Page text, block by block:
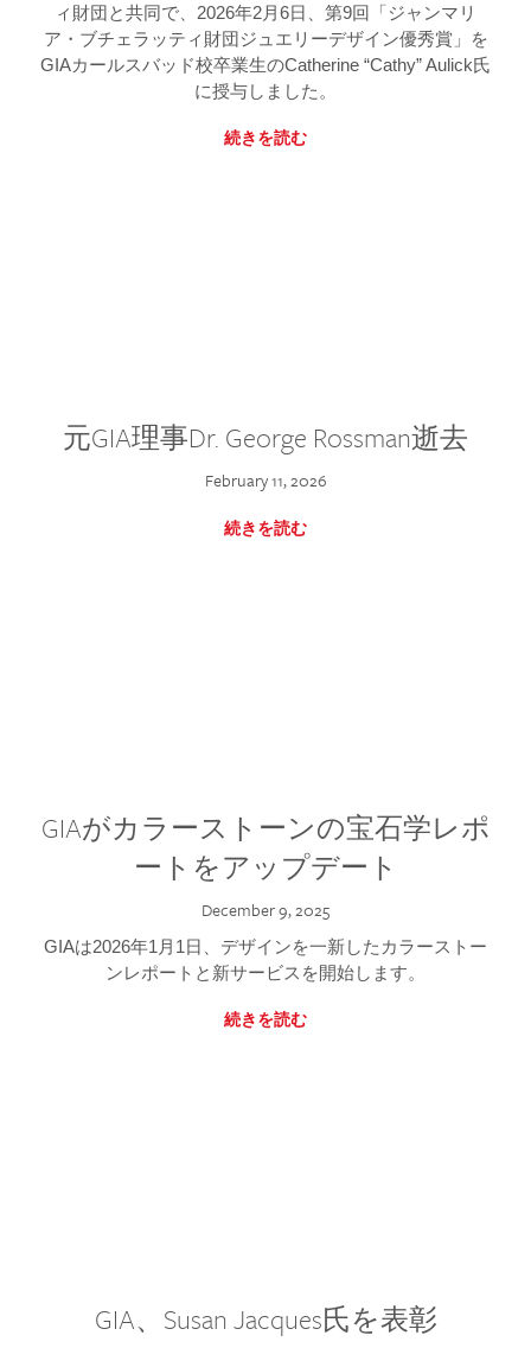
ィ財団と共同で、2026年2月6日、第9回「ジャンマリ
ア・ブチェラッティ財団ジュエリーデザイン優秀賞」を
GIAカールスバッド校卒業生のCatherine “Cathy” Aulick氏
に授与しました。
続きを読む
元GIA理事Dr. George Rossman逝去
February 11, 2026
続きを読む
GIAがカラーストーンの宝石学レポ
ートをアップデート
December 9, 2025
GIAは2026年1月1日、デザインを一新したカラーストー
ンレポートと新サービスを開始します。
続きを読む
GIA、Susan Jacques氏を表彰